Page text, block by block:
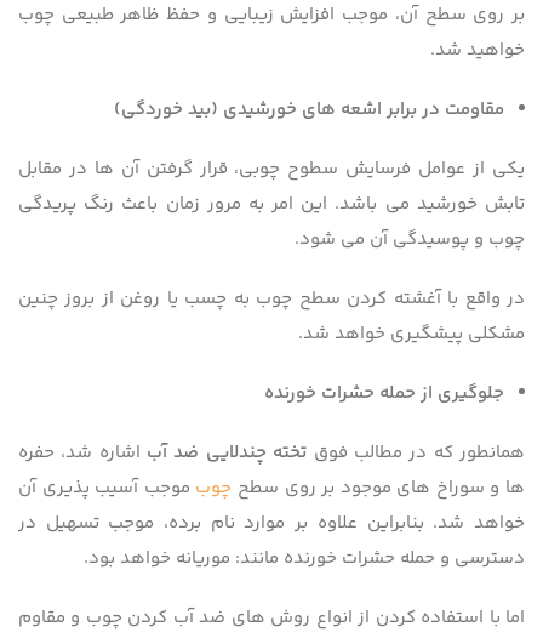
بر روی سطح آن، موجب افزایش زیبایی و حفظ ظاهر طبیعی چوب
خواهید شد.
مقاومت در برابر اشعه های خورشیدی (بید خوردگی)
یکی از عوامل فرسایش سطوح چوبی، قرار گرفتن آن ها در مقابل
تابش خورشید می باشد. این امر به مرور زمان باعث رنگ پریدگی
چوب و پوسیدگی آن می شود.
در واقع با آغشته کردن سطح چوب به چسب یا روغن از بروز چنین
مشکلی پیشگیری خواهد شد.
جلوگیری از حمله حشرات خورنده
همانطور که در مطالب فوق تخته چندلایی ضد آب اشاره شد، حفره
ها و سوراخ های موجود بر روی سطح چوب موجب آسیب پذیری آن
خواهد شد. بنابراین علاوه بر موارد نام برده، موجب تسهیل در
دسترسی و حمله حشرات خورنده مانند: موریانه خواهد بود.
اما با استفاده کردن از انواع روش های ضد آب کردن چوب و مقاوم